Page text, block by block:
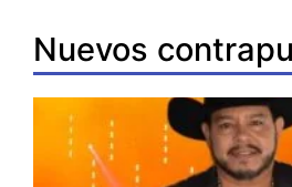
Nuevos